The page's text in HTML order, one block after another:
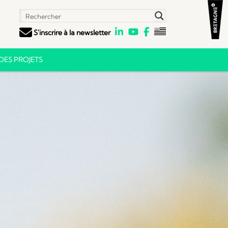
S'inscrire à la newsletter
PROJETS